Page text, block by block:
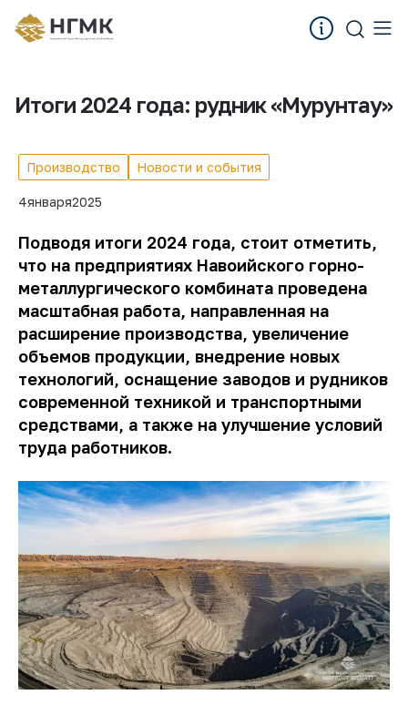
Итоги 2024 года: рудник «Мурунтау»
Производство Новости и события
4января2025
Подводя итоги 2024 года, стоит отметить,
что на предприятиях Навоийского горно-
металлургического комбината проведена
масштабная работа, направленная на
расширение производства, увеличение
объемов продукции, внедрение новых
технологий, оснащение заводов и рудников
современной техникой и транспортными
средствами, а также на улучшение условий
труда работников.